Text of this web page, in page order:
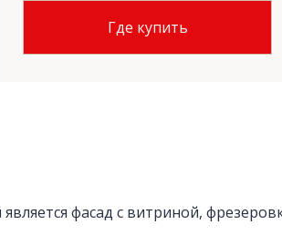
Где купить
фасад с витриной,